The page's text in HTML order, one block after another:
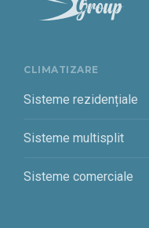
CLIMATIZARE
Sisteme rezidențiale
Sisteme multisplit
Sisteme comerciale